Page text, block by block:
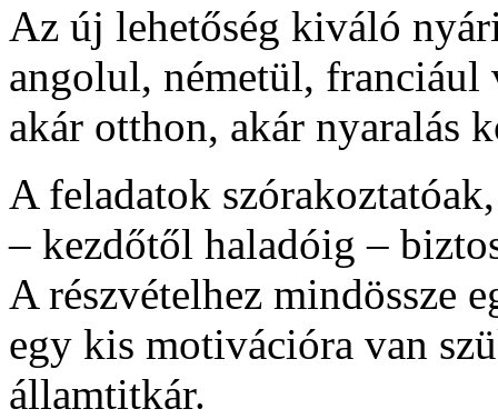
Az új lehetőség kiváló
angolul, németül, franciául
akár otthon, akár nyaralás
A feladatok
– kezdőtől haladóig –
A részvételhez mindössze
egy kis motivációra van
államtitkár.